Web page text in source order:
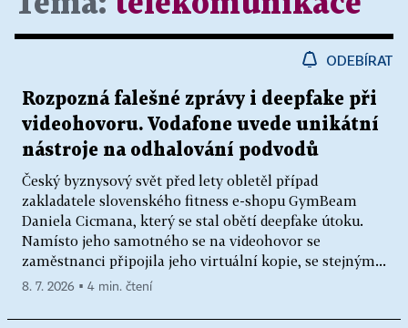
ODEBÍRAT
Rozpozná falešné zprávy i deepfake při
videohovoru. Vodafone uvede unikátní
nástroje na odhalování podvodů
Český byznysový svět před lety obletěl případ
zakladatele slovenského fitness e-shopu GymBeam
Daniela Cicmana, který se stal obětí deepfake útoku.
Namísto jeho samotného se na videohovor se
zaměstnanci připojila jeho virtuální kopie, se stejným...
8. 7. 2026 ▪ 4 min. čtení